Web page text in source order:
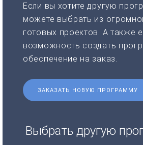
Если вы хотите другую
можете выбрать из
готовых проектов. А также
возможность создать
обеспечение на заказ.
ЗАКАЗАТЬ НОВУЮ ПРОГРАММУ
Выбрать другую